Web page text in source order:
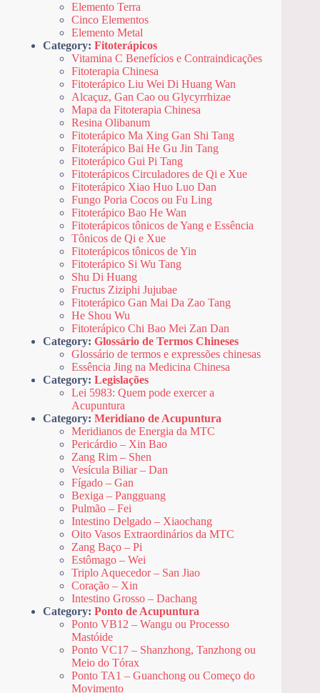
Elemento Terra
Cinco Elementos
Elemento Metal
Category: Fitoterápicos
Vitamina C Benefícios e Contraindicações
Fitoterapia Chinesa
Fitoterápico Liu Wei Di Huang Wan
Alcaçuz, Gan Cao ou Glycyrrhizae
Mapa da Fitoterapia Chinesa
Resina Olibanum
Fitoterápico Ma Xing Gan Shi Tang
Fitoterápico Bai He Gu Jin Tang
Fitoterápico Gui Pi Tang
Fitoterápicos Circuladores de Qi e Xue
Fitoterápico Xiao Huo Luo Dan
Fungo Poria Cocos ou Fu Ling
Fitoterápico Bao He Wan
Fitoterápicos tônicos de Yang e Essência
Tônicos de Qi e Xue
Fitoterápicos tônicos de Yin
Fitoterápico Si Wu Tang
Shu Di Huang
Fructus Ziziphi Jujubae
Fitoterápico Gan Mai Da Zao Tang
He Shou Wu
Fitoterápico Chi Bao Mei Zan Dan
Category: Glossário de Termos Chineses
Glossário de termos e expressões chinesas
Essência Jing na Medicina Chinesa
Category: Legislações
Lei 5983: Quem pode exercer a
Acupuntura
Category: Meridiano de Acupuntura
Meridianos de Energia da MTC
Pericárdio – Xin Bao
Zang Rim – Shen
Vesícula Biliar – Dan
Fígado – Gan
Bexiga – Pangguang
Pulmão – Fei
Intestino Delgado – Xiaochang
Oito Vasos Extraordinários da MTC
Zang Baço – Pi
Estômago – Wei
Triplo Aquecedor – San Jiao
Coração – Xin
Intestino Grosso – Dachang
Category: Ponto de Acupuntura
Ponto VB12 – Wangu ou Processo
Mastóide
Ponto VC17 – Shanzhong, Tanzhong ou
Meio do Tórax
Ponto TA1 – Guanchong ou Começo do
Movimento